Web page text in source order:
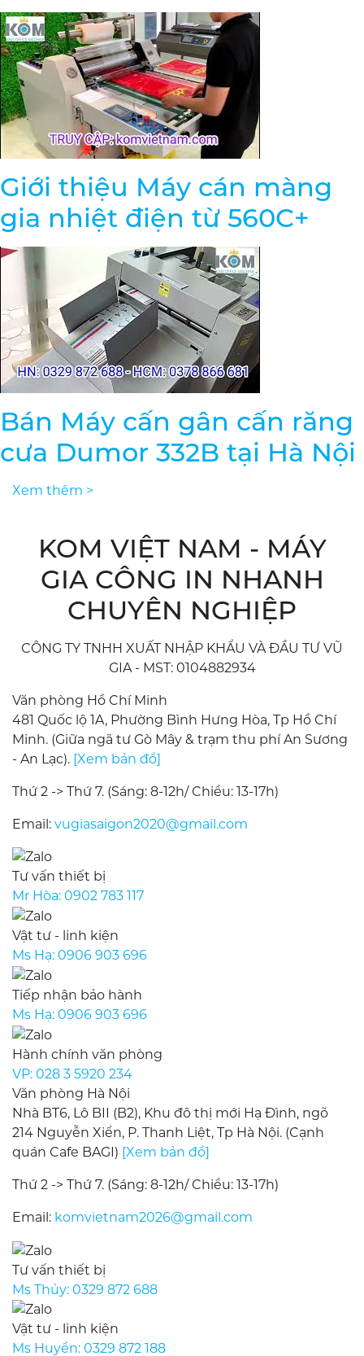
Giới thiệu Máy cán màng
gia nhiệt điện từ 560C+
Bán Máy cấn gân cấn răng
cưa Dumor 332B tại Hà Nội
Xem thêm >
KOM VIỆT NAM - MÁY
GIA CÔNG IN NHANH
CHUYÊN NGHIỆP
CÔNG TY TNHH XUẤT NHẬP KHẨU VÀ ĐẦU TƯ VŨ
GIA - MST: 0104882934
Văn phòng Hồ Chí Minh
481 Quốc lộ 1A, Phường Bình Hưng Hòa, Tp Hồ Chí
Minh. (Giữa ngã tư Gò Mây & trạm thu phí An Sương
- An Lạc). [Xem bản đồ]
Thứ 2 -> Thứ 7. (Sáng: 8-12h/ Chiều: 13-17h)
Email: vugiasaigon2020@gmail.com
Tư vấn thiết bị
Mr Hòa: 0902 783 117
Vật tư - linh kiện
Ms Hạ: 0906 903 696
Tiếp nhận bảo hành
Ms Hạ: 0906 903 696
Hành chính văn phòng
VP: 028 3 5920 234
Văn phòng Hà Nội
Nhà BT6, Lô BII (B2), Khu đô thị mới Hạ Đình, ngõ
214 Nguyễn Xiển, P. Thanh Liệt, Tp Hà Nội. (Cạnh
quán Cafe BAGI) [Xem bản đồ]
Thứ 2 -> Thứ 7. (Sáng: 8-12h/ Chiều: 13-17h)
Email: komvietnam2026@gmail.com
Tư vấn thiết bị
Ms Thủy: 0329 872 688
Vật tư - linh kiện
Ms Huyền: 0329 872 188